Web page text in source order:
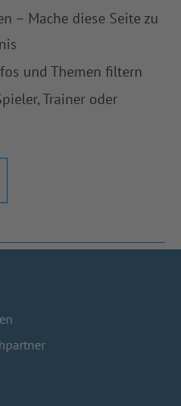
– Mache diese Seite zu
und Themen filtern
Trainer oder